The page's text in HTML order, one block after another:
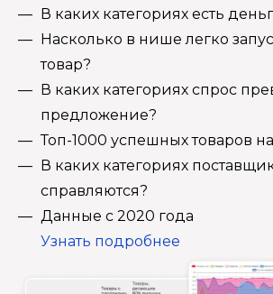
В каких категориях есть
Насколько в нише легко
товар?
В каких категориях спрос
предложение?
Топ-1000 успешных товаров
В каких категориях
справляются?
Данные с 2020 года
Узнать подробнее